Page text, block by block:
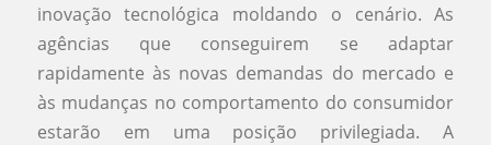
inovação tecnológica moldando o cenário. As
agências que conseguirem se adaptar
rapidamente às novas demandas do mercado e
às mudanças no comportamento do consumidor
estarão em uma posição privilegiada. A